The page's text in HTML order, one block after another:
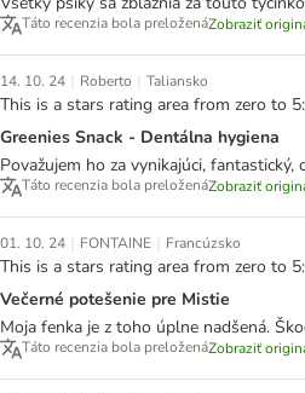
Táto recenzia bola preloženáZobraziť
14. 10. 24 | Roberto | Taliansko
This is a stars rating area from zero to
Greenies Snack - Dentálna hygiena
Považujem ho za vynikajúci, fantastický,
Táto recenzia bola preloženáZobraziť
01. 10. 24 | FONTAINE | Francúzsko
This is a stars rating area from zero to
Večerné potešenie pre Mistie
Moja fenka je z toho úplne nadšená.
Táto recenzia bola preloženáZobraziť